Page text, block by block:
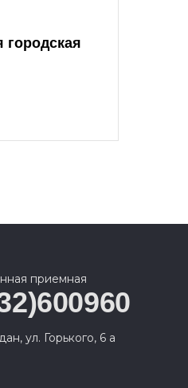
городская
приемная
ул. Горького, 6 а